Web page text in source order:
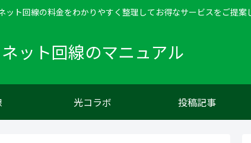
ット回線の料金をわかりやすく整理してお得なサービスをご提案
ネット回線のマニュアル
光コラボ 投稿記事